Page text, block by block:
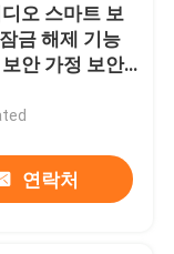
오 스마트 보
금 해제 기능
안 가정 보안
연락처